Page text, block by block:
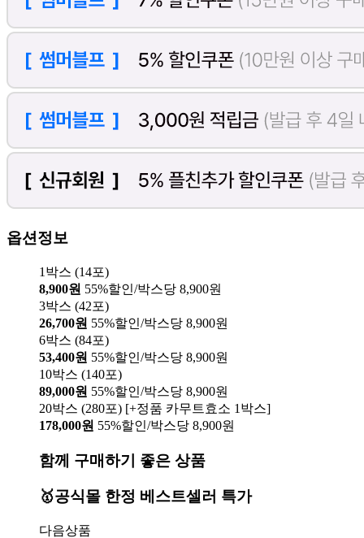
옵션정보
1박스 (14포)
8,900원 55%할인/박스당 8,900원
3박스 (42포)
26,700원 55%할인/박스당 8,900원
6박스 (84포)
53,400원 55%할인/박스당 8,900원
10박스 (140포)
89,000원 55%할인/박스당 8,900원
20박스 (280포) [+정품 카무트효소 1박스]
178,000원 55%할인/박스당 8,900원
함께 구매하기 좋은 상품
🥇공식몰 한정 베스트셀러 특가
다음상품